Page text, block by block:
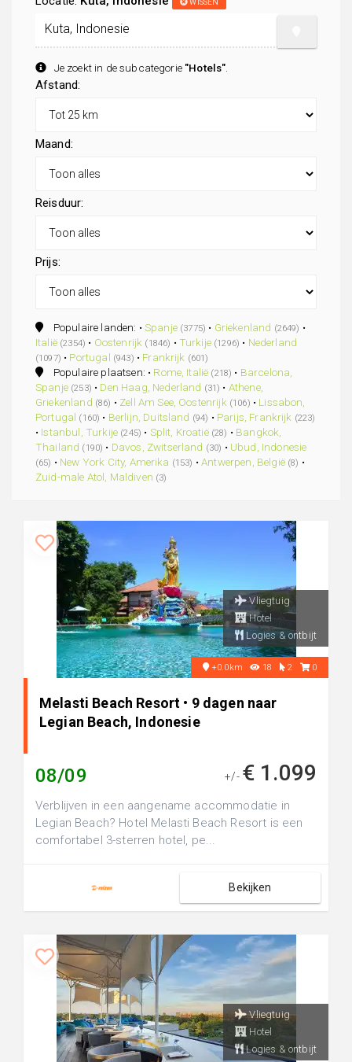
Je zoekt in de subcategorie "Hotels"
Afstand:
Maand:
Reisduur:
Prijs:
Populaire landen: •Spanje (3775) • Griekenland (2649) •
Italië (2354) • Oostenrijk (1846) • Turkije (1296) • Nederland
(1097) • Portugal (943) • Frankrijk (601)
Populaire plaatsen: • Rome, Italië (218) • Barcelona,
Spanje (253) • Den Haag, Nederland (31) • Athene,
Griekenland (86) • Zell Am See, Oostenrijk (106) • Lissabon,
Portugal (160) • Berlijn, Duitsland (94) • Parijs, Frankrijk (223)
• Istanbul, Turkije (245) • Split, Kroatië (28) • Bangkok,
Thailand (190) • Davos, Zwitserland (30) • Ubud, Indonesie
(65) • New York City, Amerika (153) •Antwerpen, België (8) •
Zuid-male Atol, Maldiven (3)
Vliegtuig
Hotel
Logies & ontbijt
+0.0km 18 2 0
Melasti Beach Resort • 9 dagen naar
Legian Beach, Indonesie
08/09 +/- € 1.099
Verblijven in een aangename accommodatie in
Legian Beach? Hotel Melasti Beach Resort is een
comfortabel 3-sterren hotel, pe...
Bekijken
Vliegtuig
Hotel
Logies & ontbijt